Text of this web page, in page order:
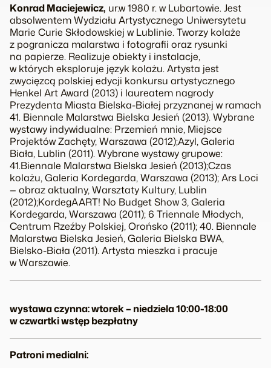
Konrad Maciejewicz, ur.w 1980 r. w Lubartowie. Jest
absolwentem Wydziału Artystycznego Uniwersytetu
Marie Curie Skłodowskiej w Lublinie. Tworzy kolaże
z pogranicza malarstwa i fotografii oraz rysunki
na papierze. Realizuje obiekty i instalacje,
w których eksploruje język kolażu. Artysta jest
zwycięzcą polskiej edycji konkursu artystycznego
Henkel Art Award (2013) i laureatem nagrody
Prezydenta Miasta Bielska-Białej przyznanej w ramach
41. Biennale Malarstwa Bielska Jesień (2013). Wybrane
wystawy indywidualne: Przemień mnie, Miejsce
Projektów Zachęty, Warszawa (2012);Azyl, Galeria
Biała, Lublin (2011). Wybrane wystawy grupowe:
41.Biennale Malarstwa Bielska Jesień (2013);Czas
kolażu, Galeria Kordegarda, Warszawa (2013);Ars Loci
— obraz aktualny, Warsztaty Kultury, Lublin
(2012);KordegAART! No Budget Show 3, Galeria
Kordegarda, Warszawa (2011);6 Triennale Młodych,
Centrum Rzeźby Polskiej, Orońsko (2011); 40. Biennale
Malarstwa Bielska Jesień, Galeria Bielska BWA,
Bielsko-Biała (2011). Artysta mieszka i pracuje
w Warszawie.
wystawa czynna: wtorek – niedziela 10:00-18:00
w czwartki wstęp bezpłatny
Patroni medialni: